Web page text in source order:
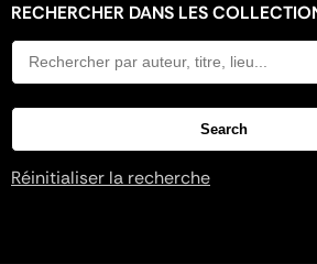
RECHERCHER DANS LES
Réinitialiser la recherche